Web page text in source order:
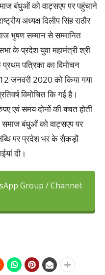
बंधुओं को वाट्सएप पर पहुंचाने
अध्यक्ष दिलीप सिंह राठौर
भुषण सम्मान से सम्मानित
के प्रदेश युवा महामंत्री श्री
पत्रिका का विमोचन
जनवरी 2020 को किया गया
विमोचित कि ग‌ई है।
एवं समय दोनों की बचत होती
बंधुओं को वाट्सएप पर
पर प्रदेश भर के सैकड़ों
दी।
Group / Channel: